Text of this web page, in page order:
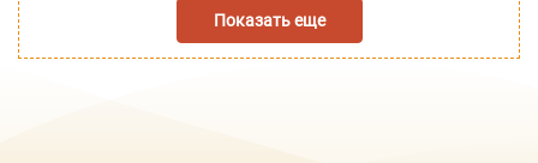
Показать еще